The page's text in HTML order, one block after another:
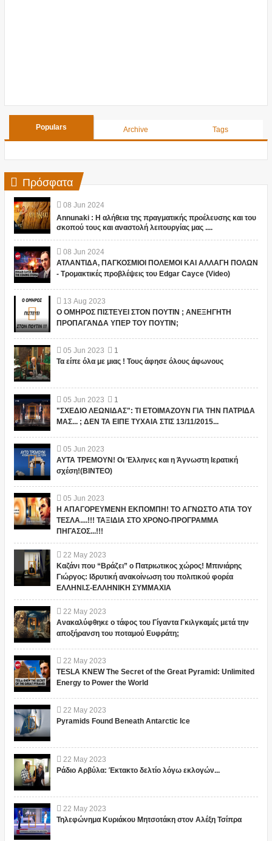
Populars Archive Tags
Πρόσφατα
08 Jun 2024
Annunaki : Η αλήθεια της πραγματικής προέλευσης και του
σκοπού τους και αναστολή λειτουργίας μας ....
08 Jun 2024
ΑΤΛΑΝΤΙΔΑ, ΠΑΓΚΟΣΜΙΟΙ ΠΟΛΕΜΟΙ ΚΑΙ ΑΛΛΑΓΗ ΠΟΛΩΝ
- Τρομακτικές προβλέψεις του Edgar Cayce (Video)
13 Aug 2023
Ο ΟΜΗΡΟΣ ΠΙΣΤΕΥΕΙ ΣΤΟΝ ΠΟΥΤΙΝ ; ΑΝΕΞΗΓΗΤΗ
ΠΡΟΠΑΓΑΝΔΑ ΥΠΕΡ ΤΟΥ ΠΟΥΤΙΝ;
05 Jun 2023
1
Τα είπε όλα με μιας ! Τους άφησε όλους άφωνους
05 Jun 2023
1
"ΣΧΕΔΙΟ ΛΕΩΝΙΔΑΣ": ΤΙ ΕΤΟΙΜΑΖΟΥΝ ΓΙΑ ΤΗΝ ΠΑΤΡΙΔΑ
ΜΑΣ... ; ΔΕΝ ΤΑ ΕΙΠΕ ΤΥΧΑΙΑ ΣΤΙΣ 13/11/2015...
05 Jun 2023
ΑΥΤΑ ΤΡΕΜΟΥΝ! Οι Έλληνες και η Άγνωστη Ιερατική
σχέση!(ΒΙΝΤΕΟ)
05 Jun 2023
Η ΑΠΑΓΟΡΕΥΜΕΝΗ ΕΚΠΟΜΠΗ! ΤΟ ΑΓΝΩΣΤΟ ΑΤΙΑ ΤΟΥ
ΤΕΣΛΑ....!!! ΤΑΞΙΔΙΑ ΣΤΟ ΧΡΟΝΟ-ΠΡΟΓΡΑΜΜΑ
ΠΗΓΑΣΟΣ...!!!
22 May 2023
Καζάνι που “Βράζει” ο Πατριωτικος χώρος! Μπινιάρης
Γιώργος: Ιδρυτική ανακοίνωση του πολιτικού φορέα
ΕΛΛΗΝΙ.Σ-ΕΛΛΗΝΙΚΗ ΣΥΜΜΑΧΙΑ
22 May 2023
Ανακαλύφθηκε ο τάφος του Γίγαντα Γκιλγκαμές μετά την
αποξήρανση του ποταμού Ευφράτη;
22 May 2023
TESLA KNEW The Secret of the Great Pyramid: Unlimited
Energy to Power the World
22 May 2023
Pyramids Found Beneath Antarctic Ice
22 May 2023
Ράδιο Αρβύλα: Έκτακτο δελτίο λόγω εκλογών...
22 May 2023
Τηλεφώνημα Κυριάκου Μητσοτάκη στον Αλέξη Τσίπρα